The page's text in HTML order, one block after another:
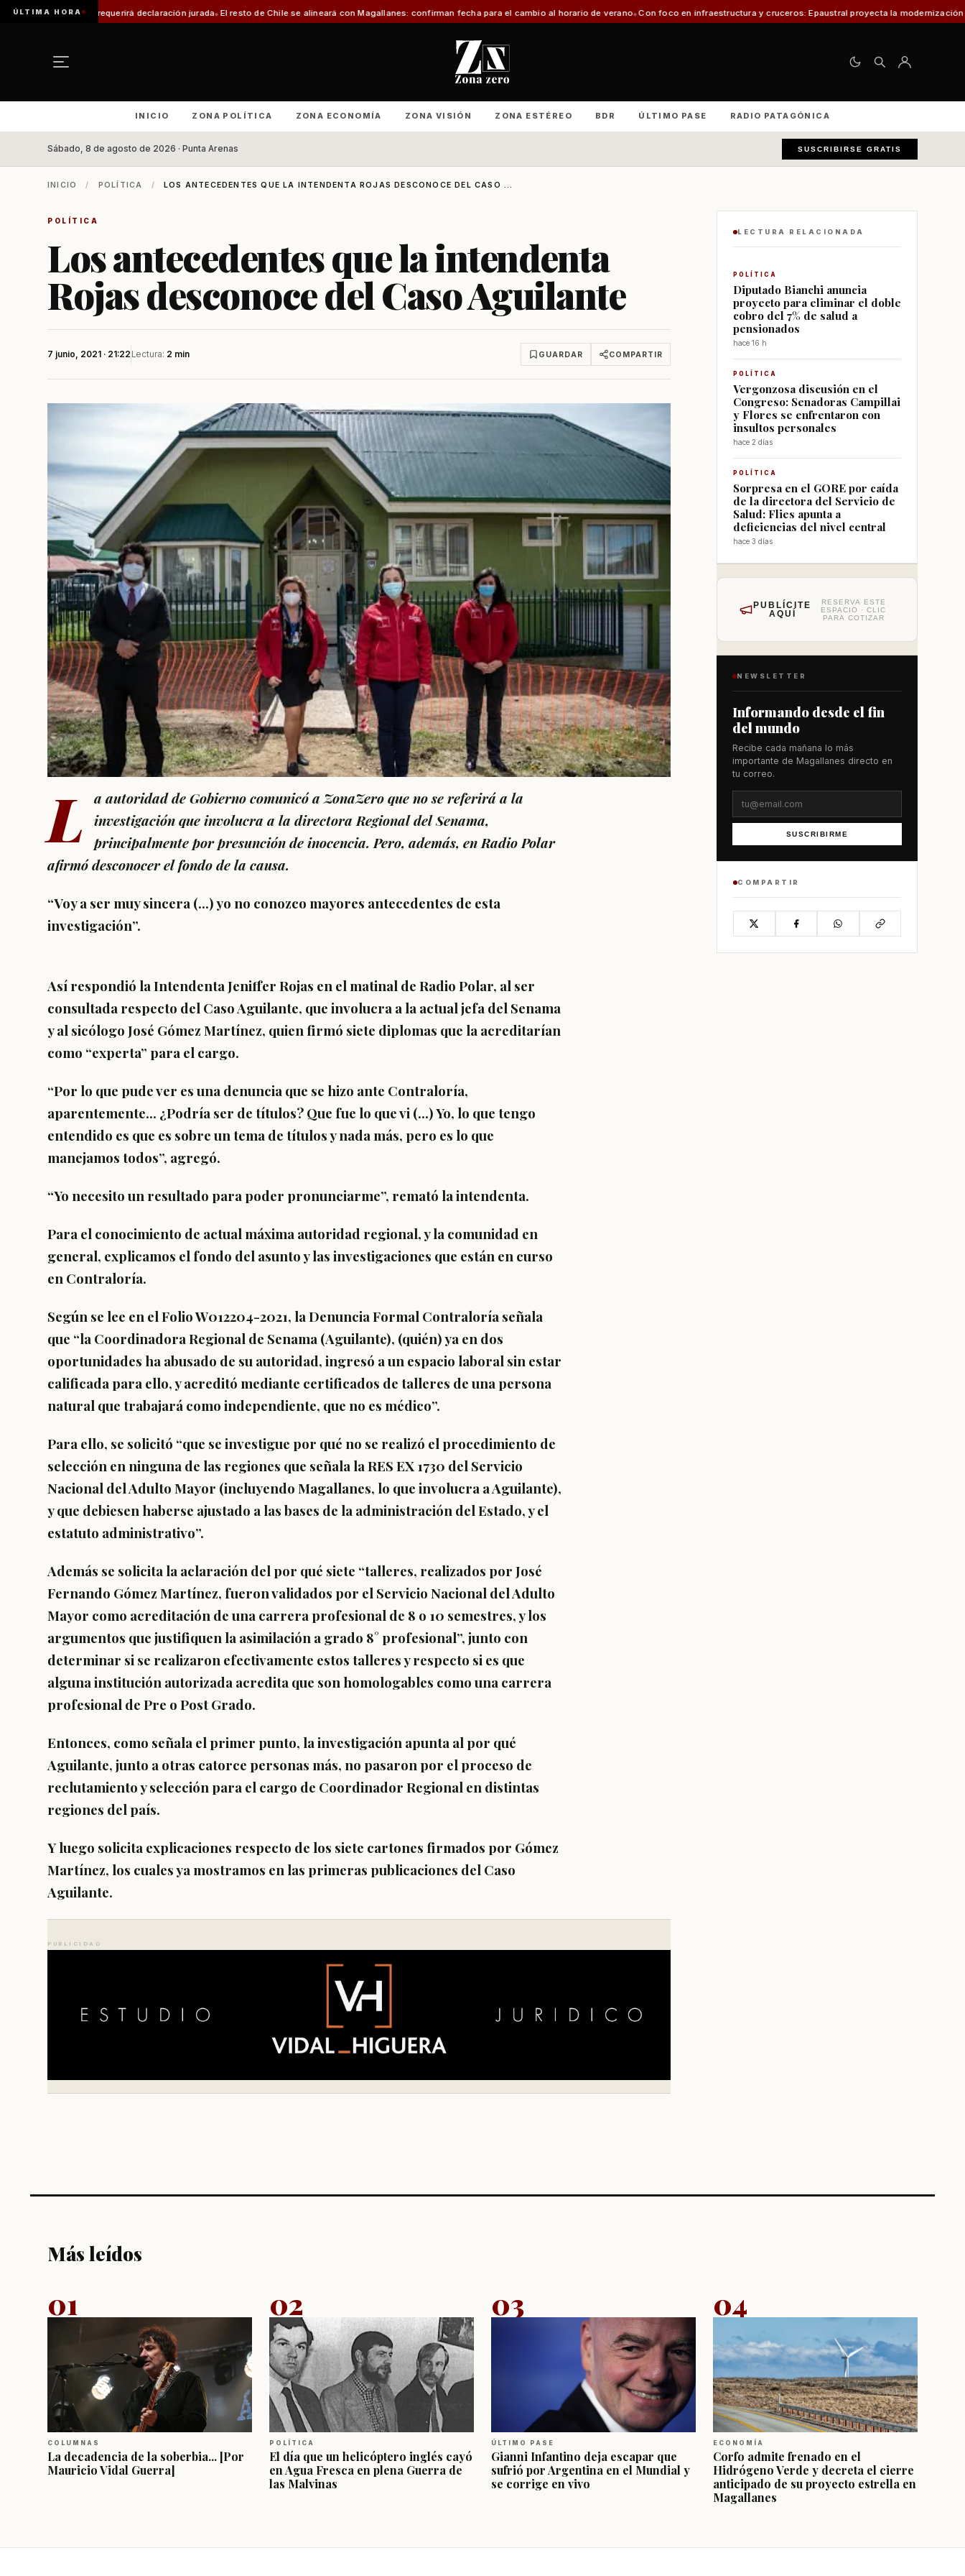
ÚLTIMA HORA
declaración jurada El resto de Chile se alineará con Magallanes: confirman fecha para el cambio al horario de verano Con foco en infraestructura y cruceros: Epaustral proyecta la modernización portuaria para el
INICIO ZONA POLÍTICA ZONA ECONOMÍA ZONA VISIÓN ZONA ESTÉREO BDR ÚLTIMO PASE RADIO PATAGÓNICA
Sábado, 8 de agosto de 2026 · Punta Arenas SUSCRIBIRSE GRATIS
INICIO / POLÍTICA / LOS ANTECEDENTES QUE LA INTENDENTA ROJAS DESCONOCE DEL CASO ...
POLÍTICA
Los antecedentes que la intendenta
Rojas desconoce del Caso Aguilante
7 junio, 2021 · 21:22 Lectura: 2 min GUARDAR COMPARTIR
L
a autoridad de Gobierno comunicó a ZonaZero que no se referirá a la
investigación que involucra a la directora Regional del Senama,
principalmente por presunción de inocencia. Pero, además, en Radio Polar
afirmó desconocer el fondo de la causa.
“Voy a ser muy sincera (…) yo no conozco mayores antecedentes de esta
investigación”.
Así respondió la Intendenta Jeniffer Rojas en el matinal de Radio Polar, al ser
consultada respecto del Caso Aguilante, que involucra a la actual jefa del Senama
y al sicólogo José Gómez Martínez, quien firmó siete diplomas que la acreditarían
como “experta” para el cargo.
“Por lo que pude ver es una denuncia que se hizo ante Contraloría,
aparentemente… ¿Podría ser de títulos? Que fue lo que vi (…) Yo, lo que tengo
entendido es que es sobre un tema de títulos y nada más, pero es lo que
manejamos todos”, agregó.
“Yo necesito un resultado para poder pronunciarme”, remató la intendenta.
Para el conocimiento de actual máxima autoridad regional, y la comunidad en
general, explicamos el fondo del asunto y las investigaciones que están en curso
en Contraloría.
Según se lee en el Folio W012204-2021, la Denuncia Formal Contraloría señala
que “la Coordinadora Regional de Senama (Aguilante), (quién) ya en dos
oportunidades ha abusado de su autoridad, ingresó a un espacio laboral sin estar
calificada para ello, y acreditó mediante certificados de talleres de una persona
natural que trabajará como independiente, que no es médico”.
Para ello, se solicitó “que se investigue por qué no se realizó el procedimiento de
selección en ninguna de las regiones que señala la RES EX 1730 del Servicio
Nacional del Adulto Mayor (incluyendo Magallanes, lo que involucra a Aguilante),
y que debiesen haberse ajustado a las bases de la administración del Estado, y el
estatuto administrativo”.
Además se solicita la aclaración del por qué siete “talleres, realizados por José
Fernando Gómez Martínez, fueron validados por el Servicio Nacional del Adulto
Mayor como acreditación de una carrera profesional de 8 o 10 semestres, y los
argumentos que justifiquen la asimilación a grado 8° profesional”, junto con
determinar si se realizaron efectivamente estos talleres y respecto si es que
alguna institución autorizada acredita que son homologables como una carrera
profesional de Pre o Post Grado.
Entonces, como señala el primer punto, la investigación apunta al por qué
Aguilante, junto a otras catorce personas más, no pasaron por el proceso de
reclutamiento y selección para el cargo de Coordinador Regional en distintas
regiones del país.
Y luego solicita explicaciones respecto de los siete cartones firmados por Gómez
Martínez, los cuales ya mostramos en las primeras publicaciones del Caso
Aguilante.
PUBLICIDAD
LECTURA RELACIONADA
POLÍTICA
Diputado Bianchi anuncia
proyecto para eliminar el doble
cobro del 7% de salud a
pensionados
hace 16 h
POLÍTICA
Vergonzosa discusión en el
Congreso: Senadoras Campillai
y Flores se enfrentaron con
insultos personales
hace 2 días
POLÍTICA
Sorpresa en el GORE por caída
de la directora del Servicio de
Salud: Flies apunta a
deficiencias del nivel central
hace 3 días
PUBLÍCITE
AQUÍ
RESERVA ESTE
ESPACIO · CLIC
PARA COTIZAR
NEWSLETTER
Informando desde el fin
del mundo
Recibe cada mañana lo más
importante de Magallanes directo en
tu correo.
SUSCRIBIRME
COMPARTIR
Más leídos
01
COLUMNAS
La decadencia de la soberbia... [Por
Mauricio Vidal Guerra]
02
POLÍTICA
El día que un helicóptero inglés cayó
en Agua Fresca en plena Guerra de
las Malvinas
03
ÚLTIMO PASE
Gianni Infantino deja escapar que
sufrió por Argentina en el Mundial y
se corrige en vivo
04
ECONOMÍA
Corfo admite frenado en el
Hidrógeno Verde y decreta el cierre
anticipado de su proyecto estrella en
Magallanes